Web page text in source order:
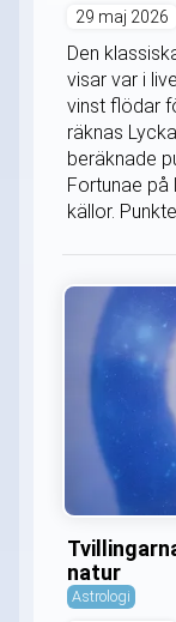
29 maj 2026
Den
visar var i
vinst flödar
räknas
beräknade
Fortunae på
källor.
natur
Astrologi